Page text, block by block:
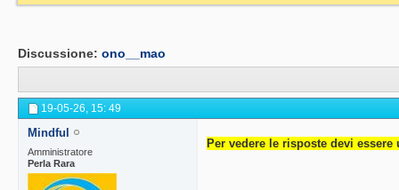
Discussione: ono__mao
19-05-26, 15: 49
Mindful
Amministratore
Perla Rara
Per vedere le risposte devi